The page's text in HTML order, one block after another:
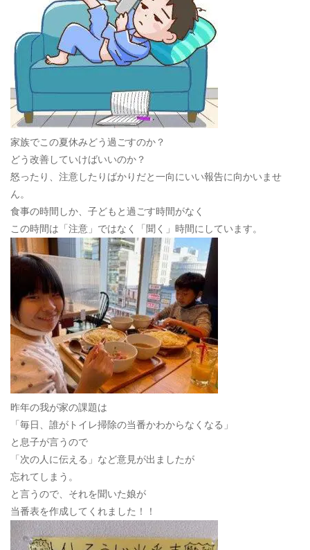
家族でこの夏休みどう過ごすのか？
どう改善していけばいいのか？
怒ったり、注意したりばかりだと一向にいい報告に向かいませ
ん。
食事の時間しか、子どもと過ごす時間がなく
この時間は「注意」ではなく「聞く」時間にしています。
昨年の我が家の課題は
「毎日、誰がトイレ掃除の当番かわからなくなる」
と息子が言うので
「次の人に伝える」など意見が出ましたが
忘れてしまう。
と言うので、それを聞いた娘が
当番表を作成してくれました！！